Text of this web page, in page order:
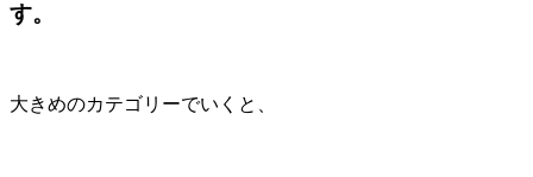
す。
大きめのカテゴリーでいくと、